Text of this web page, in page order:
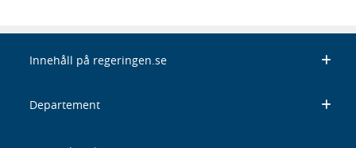
Innehåll på regeringen.se
Departement